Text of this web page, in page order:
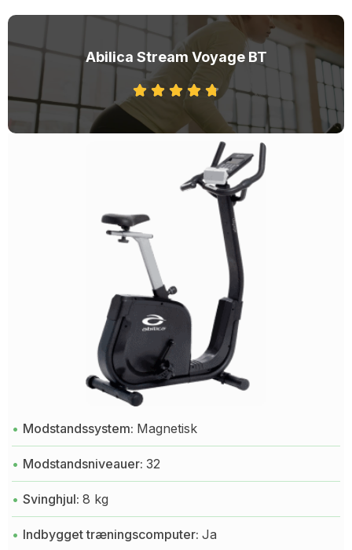
Abilica Stream Voyage BT
Modstandssystem: Magnetisk
Modstandsniveauer: 32
Svinghjul: 8 kg
Indbygget træningscomputer: Ja